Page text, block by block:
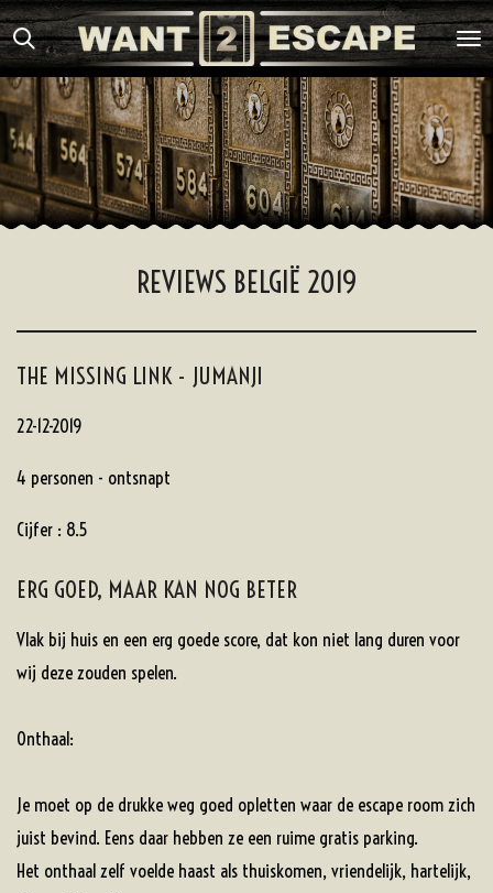
Ga
direct
naar
de
hoofdinhoud
REVIEWS BELGIË 2019
THE MISSING LINK - JUMANJI
22-12-2019
4 personen - ontsnapt
Cijfer : 8.5
ERG GOED, MAAR KAN NOG BETER
Vlak bij huis en een erg goede score, dat kon niet lang duren voor
wij deze zouden spelen.
Onthaal:
Je moet op de drukke weg goed opletten waar de escape room zich
juist bevind. Eens daar hebben ze een ruime gratis parking.
Het onthaal zelf voelde haast als thuiskomen, vriendelijk, hartelijk,